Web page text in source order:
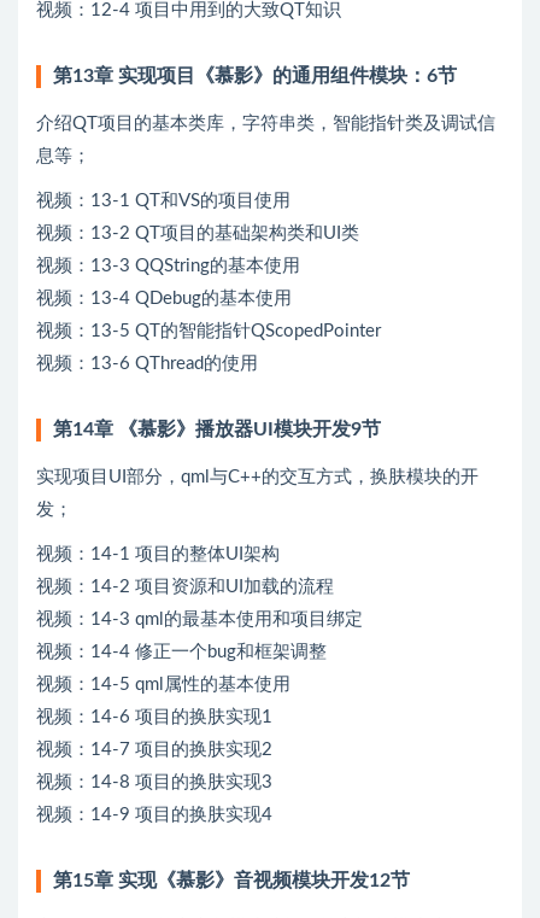
视频：12-4 项目中用到的大致QT知识
第13章 实现项目《慕影》的通用组件模块：6节
介绍QT项目的基本类库，字符串类，智能指针类及调试信
息等；
视频：13-1 QT和VS的项目使用
视频：13-2 QT项目的基础架构类和UI类
视频：13-3 QQString的基本使用
视频：13-4 QDebug的基本使用
视频：13-5 QT的智能指针QScopedPointer
视频：13-6 QThread的使用
第14章 《慕影》播放器UI模块开发9节
实现项目UI部分，qml与C++的交互方式，换肤模块的开
发；
视频：14-1 项目的整体UI架构
视频：14-2 项目资源和UI加载的流程
视频：14-3 qml的最基本使用和项目绑定
视频：14-4 修正一个bug和框架调整
视频：14-5 qml属性的基本使用
视频：14-6 项目的换肤实现1
视频：14-7 项目的换肤实现2
视频：14-8 项目的换肤实现3
视频：14-9 项目的换肤实现4
第15章 实现《慕影》音视频模块开发12节